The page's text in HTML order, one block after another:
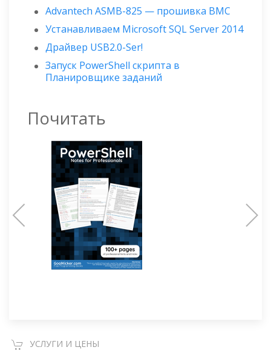
Advantech ASMB-825 — прошивка BMC
Устанавливаем Microsoft SQL Server 2014
Драйвер USB2.0-Ser!
Запуск PowerShell скрипта в
Планировщике заданий
Почитать
УСЛУГИ И ЦЕНЫ